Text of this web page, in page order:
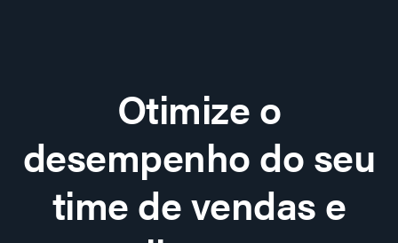
Otimize o
desempenho do seu
time de vendas e